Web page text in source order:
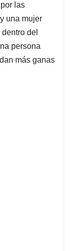
las
una mujer
del
persona
más ganas